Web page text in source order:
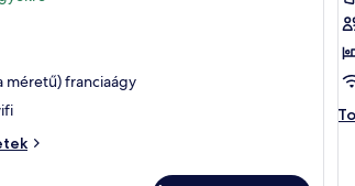
méretű) franciaágy